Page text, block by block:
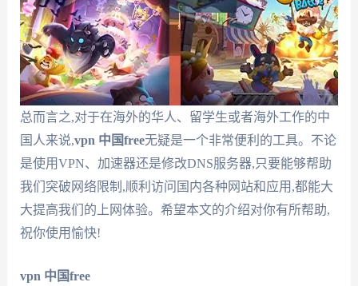
总而言之,对于在海外的华人、留学生或者海外工作的中
国人来说,vpn 中国free无疑是一个非常便利的工具。不论
是使用VPN、加速器还是修改DNS服务器,只要能够帮助
我们突破网络限制,顺利访问国内各种网站和应用,都能大
大提高我们的上网体验。希望本文的介绍对你有所帮助,
祝你使用愉快!
vpn 中国free